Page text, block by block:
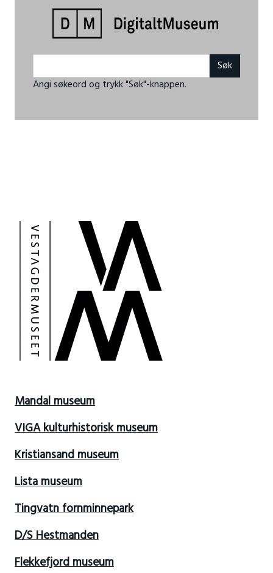
Angi søkeord og trykk "Søk"-knappen.
Mandal museum
VIGA kulturhistorisk museum
Kristiansand museum
Lista museum
Tingvatn fornminnepark
D/S Hestmanden
Flekkefjord museum